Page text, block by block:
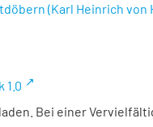
(Karl Heinrich von
1.0
Bei einer